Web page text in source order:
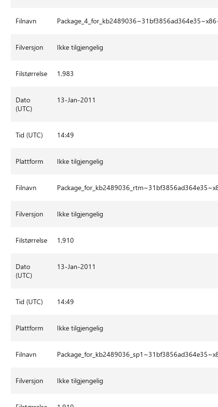
Filnavn
Filversjon Ikke tilgjengelig
Filstørrelse 1,983
Dato
(UTC)
13-Jan-2011
Tid (UTC) 14:49
Plattform Ikke tilgjengelig
Filnavn
Filversjon Ikke tilgjengelig
Filstørrelse 1,910
Dato
(UTC)
13-Jan-2011
Tid (UTC) 14:49
Plattform Ikke tilgjengelig
Filnavn
Filversjon Ikke tilgjengelig